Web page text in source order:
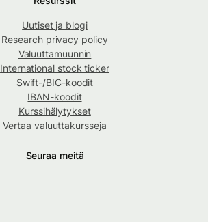
Uutiset ja blogi
Research privacy policy
Valuuttamuunnin
International stock ticker
Swift-/BIC-koodit
IBAN-koodit
Kurssihälytykset
Vertaa valuuttakursseja
Seuraa meitä